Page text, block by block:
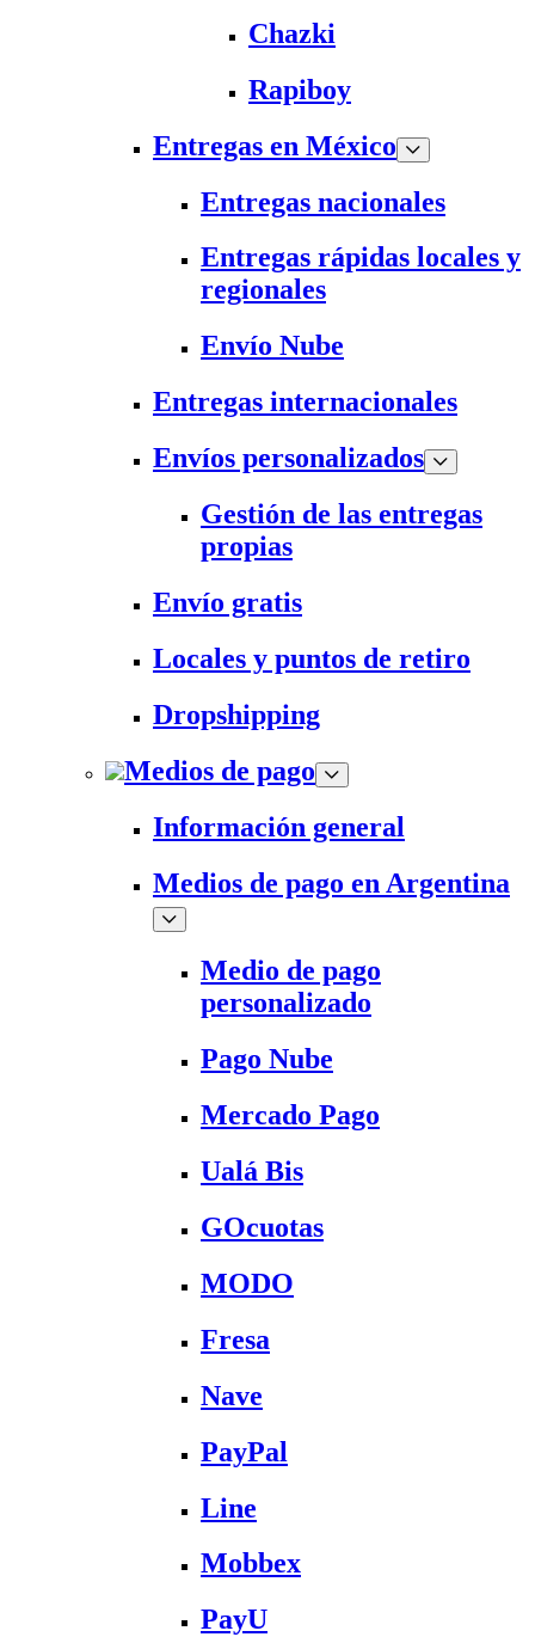
Chazki
Rapiboy
Entregas en México
Entregas nacionales
Entregas rápidas locales y
regionales
Envío Nube
Entregas internacionales
Envíos personalizados
Gestión de las entregas
propias
Envío gratis
Locales y puntos de retiro
Dropshipping
Medios de pago
Información general
Medios de pago en Argentina
Medio de pago
personalizado
Pago Nube
Mercado Pago
Ualá Bis
GOcuotas
MODO
Fresa
Nave
PayPal
Line
Mobbex
PayU